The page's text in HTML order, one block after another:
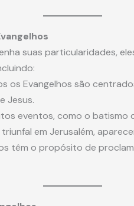
suas particularidades,
os Evangelhos são
Jesus.
eventos, como o batismo
em Jerusalém,
têm o propósito de